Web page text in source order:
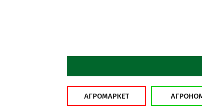
АГРОМАРКЕТ